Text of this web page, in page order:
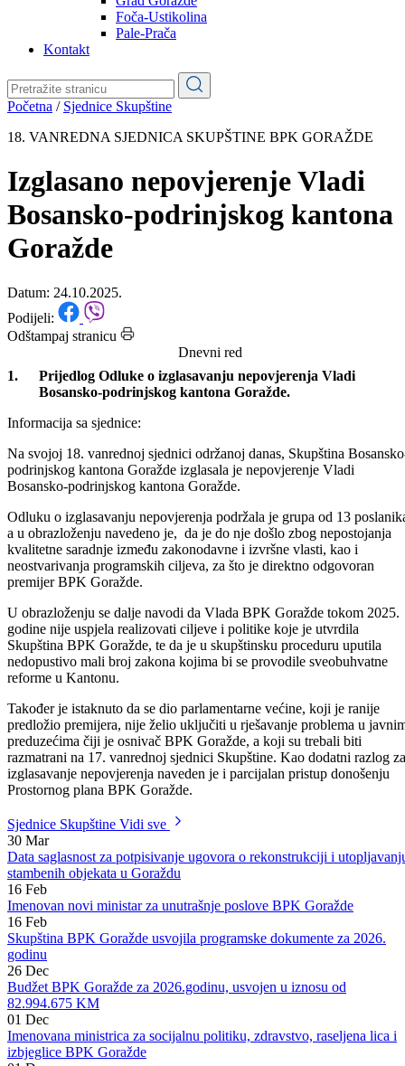
Općine
Pale-Prača
Kontakt
18. VANREDNA SJEDNICA SKUPŠTINE BPK GORAŽDE
Izglasano nepovjerenje Vladi
Bosansko-podrinjskog kantona
Goražde
Datum: 24.10.2025.
Podijeli:
Odštampaj stranicu
Dnevni red
Prijedlog Odluke o izglasavanju nepovjerenja Vladi
Informacija sa sjednice:
podrinjskog kantona Goražde izglasala je nepovjerenje Vladi
Bosansko-podrinjskog kantona Goražde.
Odluku o izglasavanju nepovjerenja podržala je grupa od 13
a u obrazloženju navedeno je, da je do nje došlo zbog nepostojanja
neostvarivanja programskih ciljeva, za što je direktno odgovoran
premijer BPK Goražde.
U obrazloženju se dalje navodi da Vlada BPK Goražde tokom 2025.
godine nije uspjela realizovati ciljeve i politike koje je utvrdila
nedopustivo mali broj zakona kojima bi se provodile sveobuhvatne
reforme u Kantonu.
Također je istaknuto da se dio parlamentarne većine, koji je ranije
predložio premijera, nije želio uključiti u rješavanje problema u
preduzećima čiji je osnivač BPK Goražde, a koji su trebali biti
izglasavanje nepovjerenja naveden je i parcijalan pristup donošenju
Prostornog plana BPK Goražde.
Sjednice Skupštine Vidi sve
30 Mar
Data saglasnost za potpisivanje ugovora o rekonstrukciji i
stambenih objekata u Goraždu
16 Feb
Imenovan novi ministar za unutrašnje poslove BPK Goražde
16 Feb
Skupština BPK Goražde usvojila programske dokumente za 2026.
godinu
26 Dec
Budžet BPK Goražde za 2026.godinu, usvojen u iznosu od
82.994.675 KM